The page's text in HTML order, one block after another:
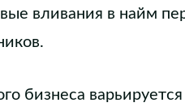
вливания в найм
бизнеса